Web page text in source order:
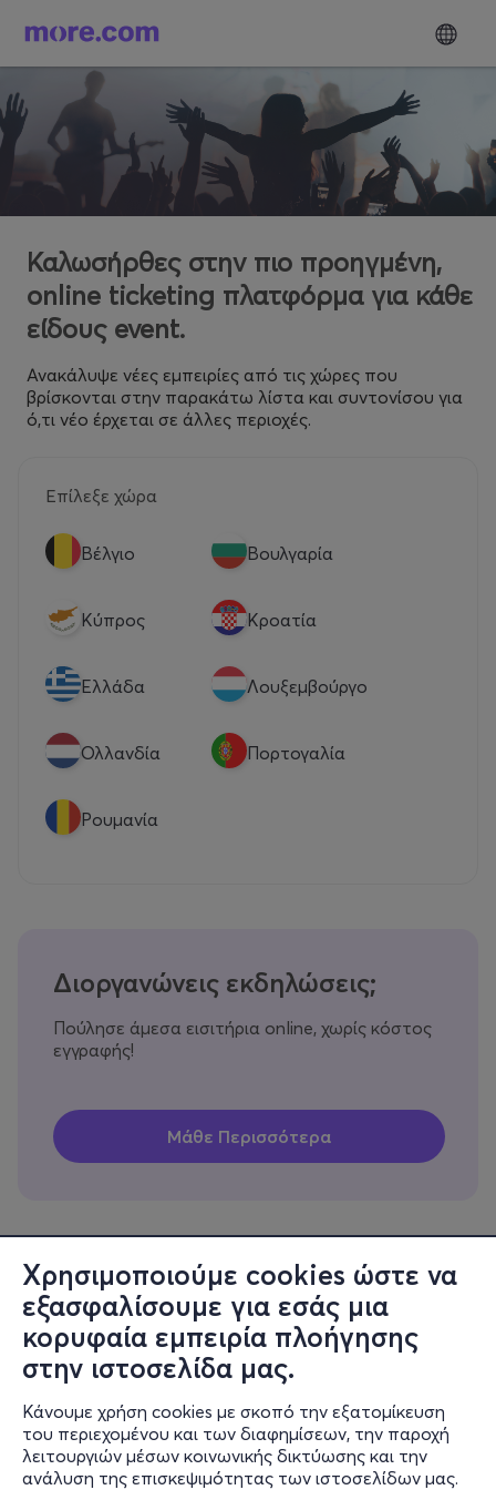
Χρησιμοποιούμε cookies ώστε να
εξασφαλίσουμε για εσάς μια
κορυφαία εμπειρία πλοήγησης
στην ιστοσελίδα μας.
Κάνουμε χρήση cookies με σκοπό την εξατομίκευση
του περιεχομένου και των διαφημίσεων, την παροχή
λειτουργιών μέσων κοινωνικής δικτύωσης και την
ανάλυση της επισκεψιμότητας των ιστοσελίδων μας.
Καλωσήρθες στην πιο προηγμένη,
online ticketing πλατφόρμα για κάθε
είδους event.
Ανακάλυψε νέες εμπειρίες από τις χώρες που
βρίσκονται στην παρακάτω λίστα και συντονίσου για
ό,τι νέο έρχεται σε άλλες περιοχές.
Επίλεξε χώρα
Βέλγιο Βουλγαρία
Κύπρος Κροατία
Eλλάδα Λουξεμβούργο
Ολλανδία Πορτογαλία
Ρουμανία
Διοργανώνεις εκδηλώσεις;
Πούλησε άμεσα εισιτήρια online, χωρίς κόστος
εγγραφής!
Πληροφορίες
Υποστήριξη
Stay Connected